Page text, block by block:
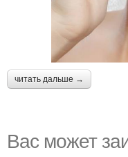
читать дальше →
Вас может